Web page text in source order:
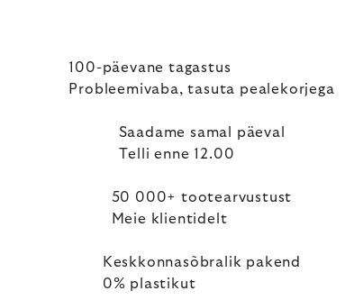
100-päevane tagastus
Probleemivaba, tasuta pealekorjega
Saadame samal päeval
Telli enne 12.00
50 000+ tootearvustust
Meie klientidelt
Keskkonnasõbralik pakend
0% plastikut